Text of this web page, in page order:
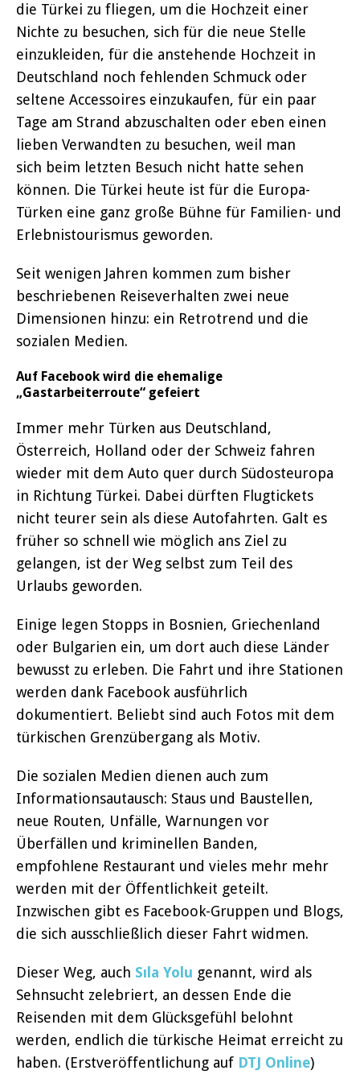
die Türkei zu fliegen, um die Hochzeit einer
Nichte zu besuchen, sich für die neue Stelle
einzukleiden, für die anstehende Hochzeit in
Deutschland noch fehlenden Schmuck oder
seltene Accessoires einzukaufen, für ein paar
Tage am Strand abzuschalten oder eben einen
lieben Verwandten zu besuchen, weil man
sich beim letzten Besuch nicht hatte sehen
können. Die Türkei heute ist für die Europa-
Türken eine ganz große Bühne für Familien- und
Erlebnistourismus geworden.
Seit wenigen Jahren kommen zum bisher
beschriebenen Reiseverhalten zwei neue
Dimensionen hinzu: ein Retrotrend und die
sozialen Medien.
Auf Facebook wird die ehemalige
„Gastarbeiterroute“ gefeiert
Immer mehr Türken aus Deutschland,
Österreich, Holland oder der Schweiz fahren
wieder mit dem Auto quer durch Südosteuropa
in Richtung Türkei. Dabei dürften Flugtickets
nicht teurer sein als diese Autofahrten. Galt es
früher so schnell wie möglich ans Ziel zu
gelangen, ist der Weg selbst zum Teil des
Urlaubs geworden.
Einige legen Stopps in Bosnien, Griechenland
oder Bulgarien ein, um dort auch diese Länder
bewusst zu erleben. Die Fahrt und ihre Stationen
werden dank Facebook ausführlich
dokumentiert. Beliebt sind auch Fotos mit dem
türkischen Grenzübergang als Motiv.
Die sozialen Medien dienen auch zum
Informationsautausch: Staus und Baustellen,
neue Routen, Unfälle, Warnungen vor
Überfällen und kriminellen Banden,
empfohlene Restaurant und vieles mehr mehr
werden mit der Öffentlichkeit geteilt.
Inzwischen gibt es Facebook-Gruppen und Blogs,
die sich ausschließlich dieser Fahrt widmen.
Dieser Weg, auch Sıla Yolu genannt, wird als
Sehnsucht zelebriert, an dessen Ende die
Reisenden mit dem Glücksgefühl belohnt
werden, endlich die türkische Heimat erreicht zu
haben. (Erstveröffentlichung auf DTJ Online)